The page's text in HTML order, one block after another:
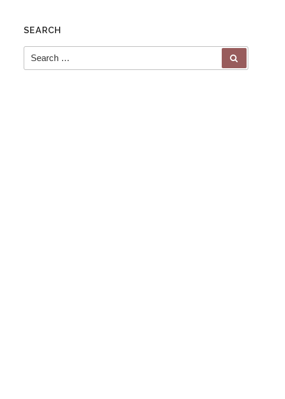
SEARCH
Search for: